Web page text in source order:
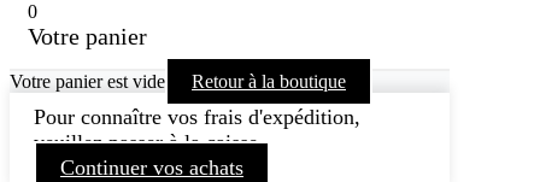
0
Votre panier
Votre panier est vide Retour à la boutique
Pour connaître vos frais d'expédition,
veuillez passer à la caisse.
Continuer vos achats